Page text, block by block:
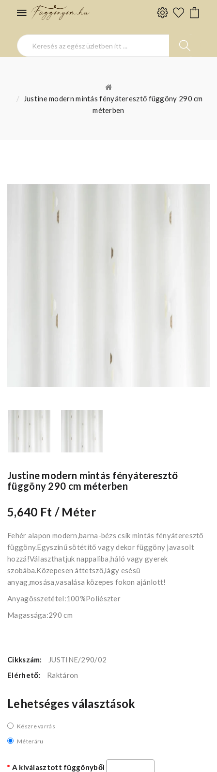
Justine modern mintás fényáteresztő függöny 290 cm
méterben
Justine modern mintás fényáteresztő
függöny 290 cm méterben
5,640 Ft / Méter
Fehér alapon modern,barna-bézs csík mintás fényáteresztő
függöny.Egyszínű sötétítő vagy dekor függöny javasolt
hozzá!Választhatjuk nappaliba,háló vagy gyerek
szobába.Közepesen áttetsző,lágy esésű
anyag,mosása,vasalása közepes fokon ajánlott!
Anyagösszetétel:100%Poliészter
Magassága:290 cm
Cikkszám:
JUSTINE/290/02
Elérhető:
Raktáron
Lehetséges választások
Készre varrás
Méteráru
A kiválasztott függönyből